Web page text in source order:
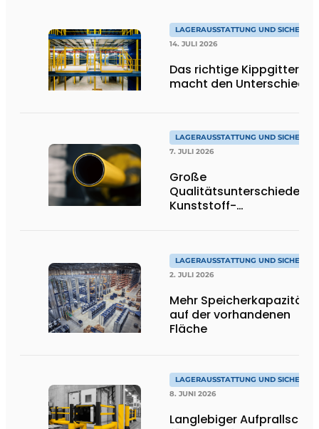
LAGERAUSSTATTUNG UND
14. JULI 2026
Das richtige Kippgitter
macht den Unterschied
LAGERAUSSTATTUNG UND
7. JULI 2026
Große
Qualitätsunterschiede
Kunststoff-
LAGERAUSSTATTUNG UND
2. JULI 2026
Mehr Speicherkapazität
auf der vorhandenen
Fläche
LAGERAUSSTATTUNG UND
8. JUNI 2026
Langlebiger